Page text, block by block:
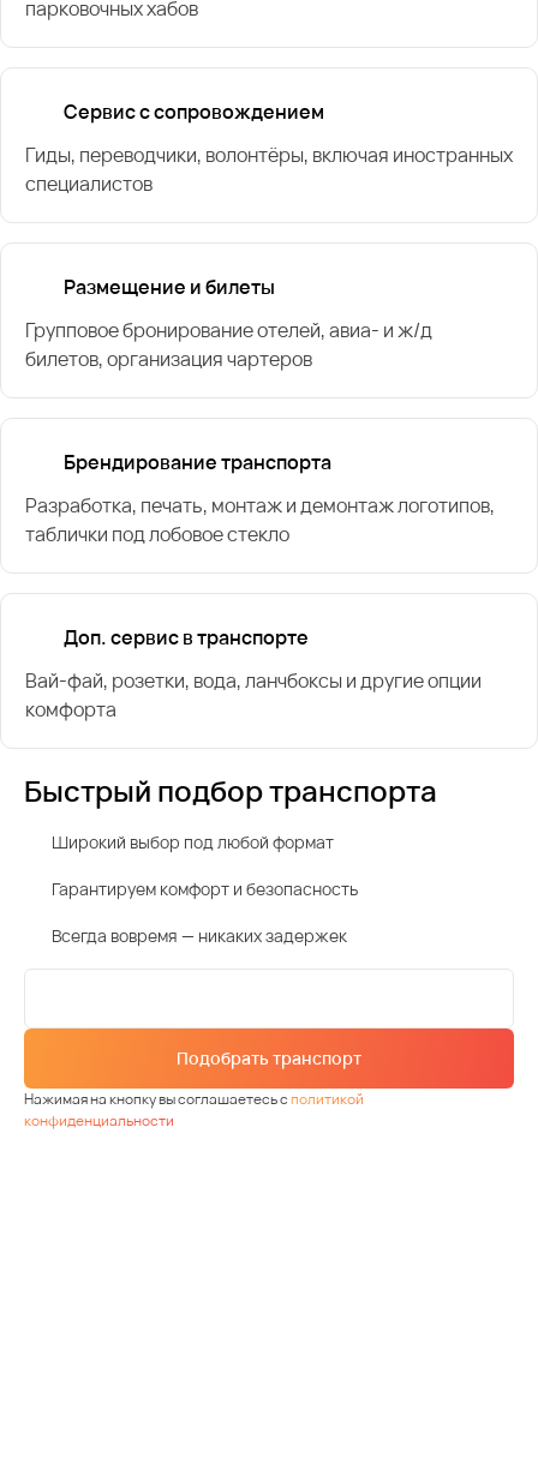
парковочных хабов
Сервис с сопровождением
Гиды, переводчики, волонтёры, включая иностранных
специалистов
Размещение и билеты
Групповое бронирование отелей, авиа- и ж/д
билетов, организация чартеров
Брендирование транспорта
Разработка, печать, монтаж и демонтаж логотипов,
таблички под лобовое стекло
Доп. сервис в транспорте
Вай-фай, розетки, вода, ланчбоксы и другие опции
комфорта
Быстрый подбор транспорта
Широкий выбор под любой формат
Гарантируем комфорт и безопасность
Всегда вовремя — никаких задержек
Подобрать транспорт
Нажимая на кнопку вы соглашаетесь сполитикой
конфиденциальности